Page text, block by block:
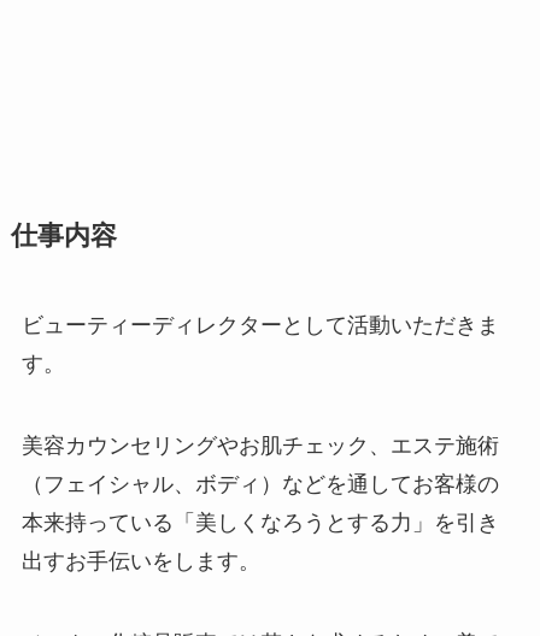
仕事内容
ビューティーディレクターとして活動いただきま
す。
美容カウンセリングやお肌チェック、エステ施術
（フェイシャル、ボディ）などを通してお客様の
本来持っている「美しくなろうとする力」を引き
出すお手伝いをします。